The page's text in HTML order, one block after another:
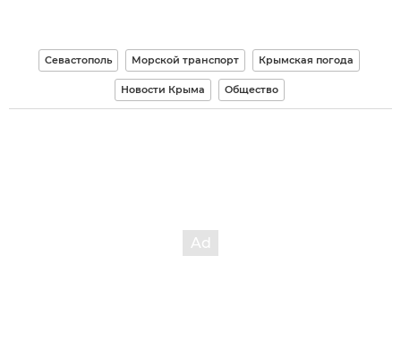
Севастополь Морской транспорт Крымская погода
Новости Крыма Общество